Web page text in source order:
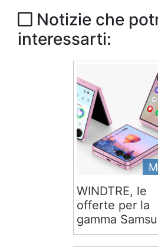
Notizie che
interessarti:
WINDTRE, le
offerte per la
gamma